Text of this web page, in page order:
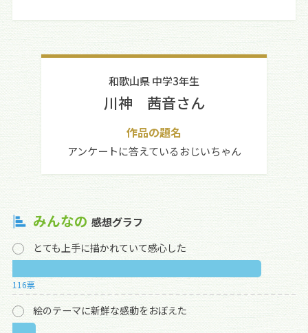
和歌山県 中学3年生
川神 茜音さん
作品の題名
アンケートに答えているおじいちゃん
みんなの 感想グラフ
とても上手に描かれていて感心した
116票
絵のテーマに新鮮な感動をおぼえた